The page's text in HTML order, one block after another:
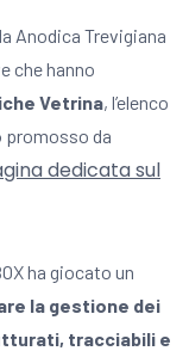
Anodica Trevigiana
che hanno
Vetrina, l’elenco
promosso da
dedicata sul
ha giocato un
la gestione dei
tracciabili e